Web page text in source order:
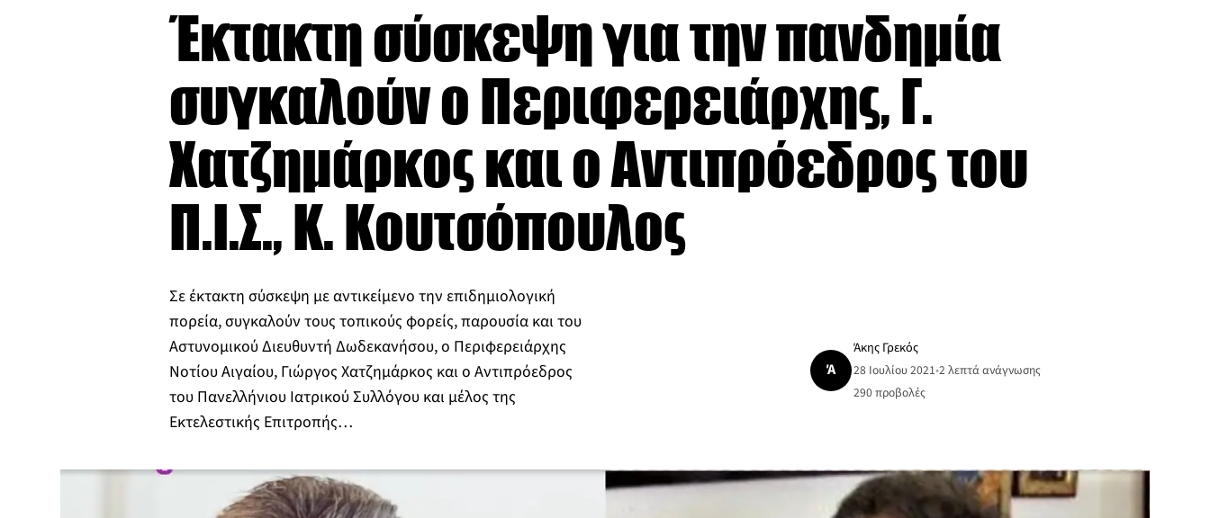
Έκτακτη σύσκεψη για την πανδημία
συγκαλούν ο Περιφερειάρχης, Γ.
Χατζημάρκος και ο Αντιπρόεδρος του
Π.Ι.Σ., Κ. Κουτσόπουλος
Σε έκτακτη σύσκεψη με αντικείμενο την επιδημιολογική
πορεία, συγκαλούν τους τοπικούς φορείς, παρουσία και του
Αστυνομικού Διευθυντή Δωδεκανήσου, ο Περιφερειάρχης
Νοτίου Αιγαίου, Γιώργος Χατζημάρκος και ο Αντιπρόεδρος
του Πανελλήνιου Ιατρικού Συλλόγου και μέλος της
Εκτελεστικής Επιτροπής…
Ά
Άκης Γρεκός
28 Ιουλίου 2021•2 λεπτά ανάγνωσης
290προβολές